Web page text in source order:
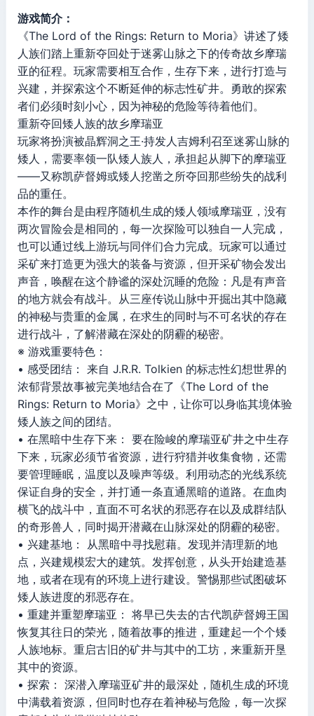
游戏简介：
《The Lord of the Rings: Return to Moria》讲述了矮
人族们踏上重新夺回处于迷雾山脉之下的传奇故乡摩瑞
亚的征程。玩家需要相互合作，生存下来，进行打造与
兴建，并探索这个不断延伸的标志性矿井。勇敢的探索
者们必须时刻小心，因为神秘的危险等待着他们。
重新夺回矮人族的故乡摩瑞亚
玩家将扮演被晶辉洞之王·持发人吉姆利召至迷雾山脉的
矮人，需要率领一队矮人族人，承担起从脚下的摩瑞亚
——又称凯萨督姆或矮人挖凿之所夺回那些纷失的战利
品的重任。
本作的舞台是由程序随机生成的矮人领域摩瑞亚，没有
两次冒险会是相同的，每一次探险可以独自一人完成，
也可以通过线上游玩与同伴们合力完成。玩家可以通过
采矿来打造更为强大的装备与资源，但开采矿物会发出
声音，唤醒在这个静谧的深处沉睡的危险：凡是有声音
的地方就会有战斗。从三座传说山脉中开掘出其中隐藏
的神秘与贵重的金属，在求生的同时与不可名状的存在
进行战斗，了解潜藏在深处的阴霾的秘密。
※ 游戏重要特色：
• 感受团结： 来自 J.R.R. Tolkien 的标志性幻想世界的
浓郁背景故事被完美地结合在了《The Lord of the
Rings: Return to Moria》之中，让你可以身临其境体验
矮人族之间的团结。
• 在黑暗中生存下来： 要在险峻的摩瑞亚矿井之中生存
下来，玩家必须节省资源，进行狩猎并收集食物，还需
要管理睡眠，温度以及噪声等级。利用动态的光线系统
保证自身的安全，并打通一条直通黑暗的道路。在血肉
横飞的战斗中，直面不可名状的邪恶存在以及成群结队
的奇形兽人，同时揭开潜藏在山脉深处的阴霾的秘密。
• 兴建基地： 从黑暗中寻找慰藉。发现并清理新的地
点，兴建规模宏大的建筑。发挥创意，从头开始建造基
地，或者在现有的环境上进行建设。警惕那些试图破坏
矮人族进度的邪恶存在。
• 重建并重塑摩瑞亚： 将早已失去的古代凯萨督姆王国
恢复其往日的荣光，随着故事的推进，重建起一个个矮
人族地标。重启古旧的矿井与其中的工坊，来重新开垦
其中的资源。
• 探索： 深潜入摩瑞亚矿井的最深处，随机生成的环境
中满载着资源，但同时也存在着神秘与危险，每一次探